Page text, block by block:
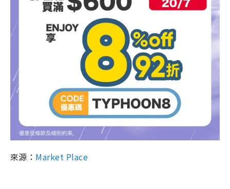
來源： Market Place